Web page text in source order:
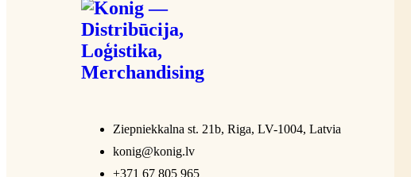
Ziepniekkalna st. 21b, Riga, LV-1004, Latvia
konig@konig.lv
+371 67 805 965